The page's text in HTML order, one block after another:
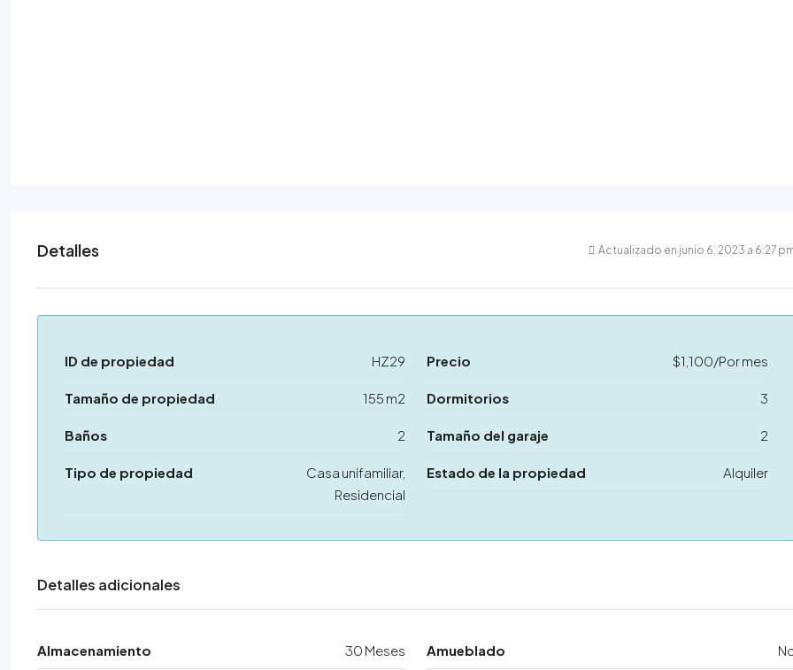
Detalles Actualizado en junio 6, 2023 a 6:27
ID de propiedad HZ29 Precio $1,100/Por mes
Tamaño de propiedad 155 m2 Dormitorios 3
Baños 2 Tamaño del garaje 2
Tipo de propiedad
Casa unifamiliar,
Residencial
Estado de la propiedad Alquiler
Detalles adicionales
Almacenamiento 30 Meses Amueblado